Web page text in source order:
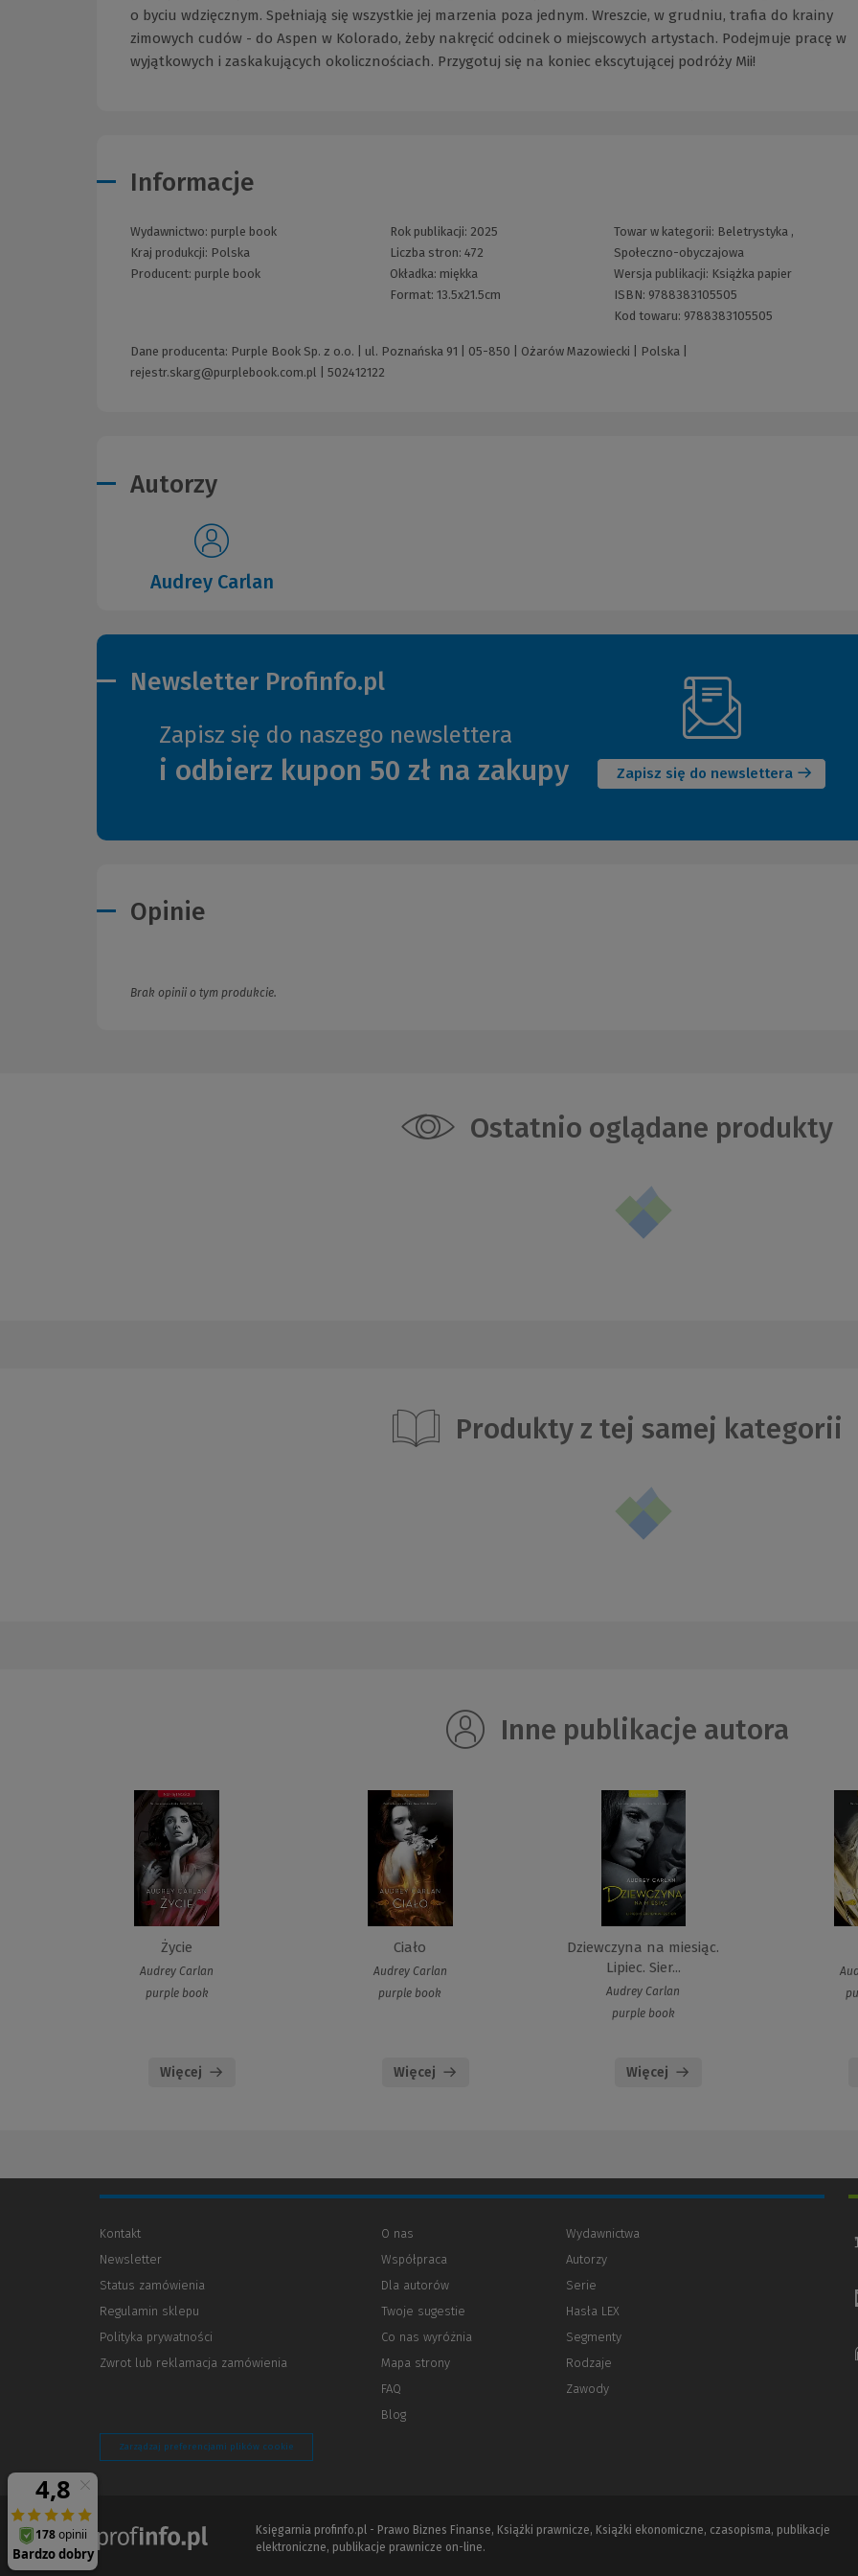
o byciu wdzięcznym. Spełniają się wszystkie jej marzenia poza jednym. Wreszcie, w grudniu, trafia do krainy
zimowych cudów - do Aspen w Kolorado, żeby nakręcić odcinek o miejscowych artystach. Podejmuje pracę w
wyjątkowych i zaskakujących okolicznościach. Przygotuj się na koniec ekscytującej podróży Mii!
Informacje
Wydawnictwo: purple book
Kraj produkcji: Polska
Producent: purple book
Rok publikacji: 2025
Liczba stron: 472
Okładka: miękka
Format: 13.5x21.5cm
Towar w kategorii: Beletrystyka,
Społeczno-obyczajowa
Wersja publikacji: Książka papier
ISBN: 9788383105505
Kod towaru: 9788383105505
Dane producenta: Purple Book Sp. z o.o. | ul. Poznańska 91 | 05-850 | Ożarów Mazowiecki | Polska |
rejestr.skarg@purplebook.com.pl
502412122
Autorzy
Audrey Carlan
Newsletter Profinfo.pl
Zapisz się do naszego newslettera
i odbierz kupon 50 zł na zakupy Zapisz się do newslettera
okno)
Opinie
Brak opinii o tym produkcie.
Ostatnio oglądane produkty
Produkty z tej samej kategorii
Inne publikacje autora
Życie
Audrey Carlan
purple book
Więcej
Ciało
Audrey Carlan
purple book
Więcej
Dziewczyna na miesiąc.
Lipiec. Sier...
Audrey Carlan
purple book
Więcej
Kontakt
Newsletter
Status zamówienia
Regulamin sklepu
Polityka prywatności
innej
Zwrot lub reklamacja zamówienia
O nas
Współpraca
Dla autorów
innej
strony)
Twoje sugestie
Co nas wyróżnia
Mapa strony
FAQ
Blog
Wydawnictwa
Autorzy
Serie
Hasła LEX
Segmenty
Rodzaje
Zawody
Zarządzaj preferencjami plików cookie
Księgarnia profinfo.pl - Prawo Biznes Finanse, Książki prawnicze, Książki ekonomiczne, czasopisma, publikacje
elektroniczne, publikacje prawnicze on-line.